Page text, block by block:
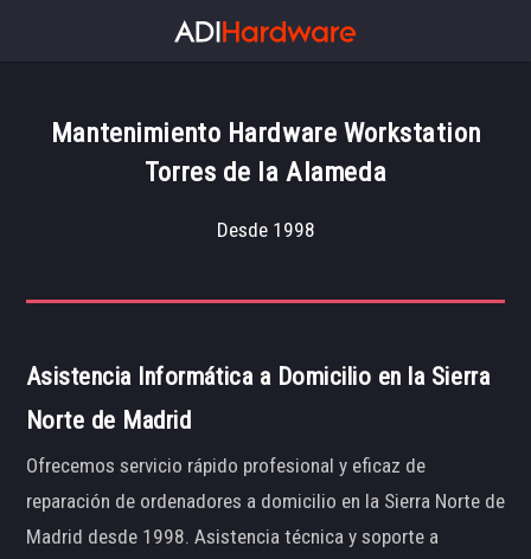
Mantenimiento Hardware Workstation
Torres de la Alameda
Desde 1998
Asistencia Informática a Domicilio en la Sierra
Norte de Madrid
Ofrecemos servicio rápido profesional y eficaz de
reparación de ordenadores a domicilio en la Sierra Norte de
Madrid desde 1998. Asistencia técnica y soporte a